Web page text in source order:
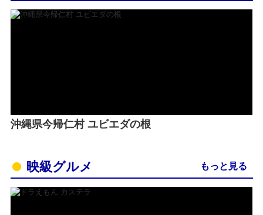
沖縄県今帰仁村 ユビエダの根
映級グルメ もっと見る